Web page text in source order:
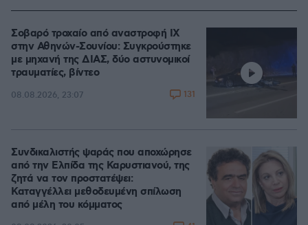
Σοβαρό τροχαίο από αναστροφή ΙΧ
στην Αθηνών-Σουνίου: Συγκρούστηκε
με μηχανή της ΔΙΑΣ, δύο αστυνομικοί
τραυματίες, βίντεο
08.08.2026, 23:07 131
Συνδικαλιστής ψαράς που αποχώρησε
από την Ελπίδα της Καρυστιανού, της
ζητά να τον προστατέψει:
Καταγγέλλει μεθοδευμένη σπίλωση
από μέλη του κόμματος